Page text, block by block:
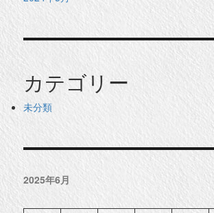
カテゴリー
未分類
2025年6月